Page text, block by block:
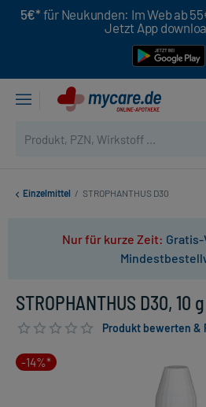
5€* für Neukunden: Im Web ab
Jetzt App
Einzelmittel / STROPHANTHUS D30
Nur für kurze Zeit: Gratis-
STROPHANTHUS D30, 10 g
Produkt bewerten &
-14%*